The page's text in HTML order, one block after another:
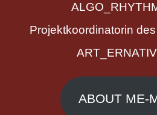
Projektkoordinatorin des
ABOUT ME-